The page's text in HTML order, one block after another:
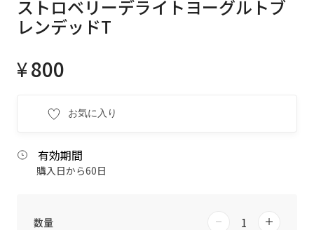
ストロベリーデライトヨーグルトブ
レンデッドT
¥800
お気に入り
有効期間
購入日から60日
数量